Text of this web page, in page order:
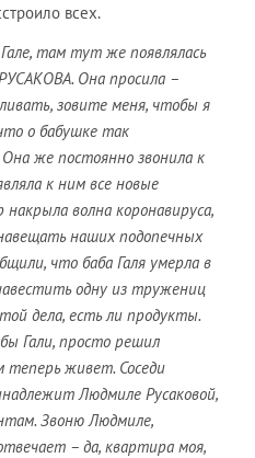
всех.
там тут же появлялась
Она просила –
зовите меня, чтобы я
о бабушке так
же постоянно звонила к
к ним все новые
волна коронавируса,
наших подопечных
что баба Галя умерла в
одну из тружениц
дела, есть ли продукты.
Гали, просто решил
теперь живет. Соседи
Людмиле Русаковой,
Звоню Людмиле,
– да, квартира моя,